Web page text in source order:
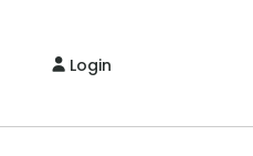
Login